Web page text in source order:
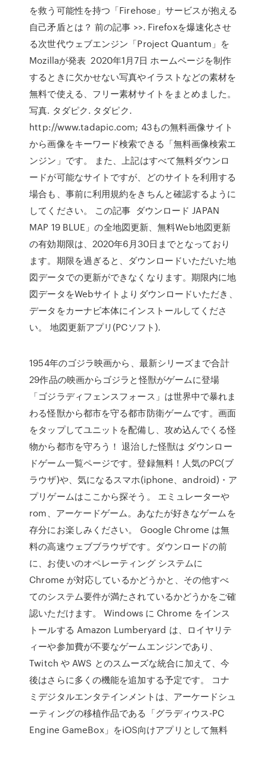
を救う可能性を持つ「Firehose」サービスが抱える
自己矛盾とは？ 前の記事 >>. Firefoxを爆速化させ
る次世代ウェブエンジン「Project Quantum」を
Mozillaが発表 2020年1月7日 ホームページを制作
するときに欠かせない写真やイラストなどの素材を
無料で使える、フリー素材サイトをまとめました。
写真. タダピク. タダピク.
http://www.tadapic.com; 43もの無料画像サイト
から画像をキーワード検索できる「無料画像検索エ
ンジン」です。 また、上記はすべて無料ダウンロ
ードが可能なサイトですが、どのサイトを利用する
場合も、事前に利用規約をきちんと確認するように
してください。 この記事 ダウンロード JAPAN
MAP 19 BLUE」の全地図更新、無料Web地図更新
の有効期限は、2020年6月30日までとなっており
ます。期限を過ぎると、ダウンロードいただいた地
図データでの更新ができなくなります。期限内に地
図データをWebサイトよりダウンロードいただき、
データをカーナビ本体にインストールしてくださ
い。 地図更新アプリ(PCソフト).
‎1954年のゴジラ映画から、最新シリーズまで合計
29作品の映画からゴジラと怪獣がゲームに登場
「ゴジラディフェンスフォース」は世界中で暴れま
わる怪獣から都市を守る都市防衛ゲームです。画面
をタップしてユニットを配備し、攻め込んでくる怪
物から都市を守ろう！ 退治した怪獣は ダウンロー
ドゲーム一覧ページです。登録無料！人気のPC(ブ
ラウザ)や、気になるスマホ(iphone、android)・ア
プリゲームはここから探そう。 エミュレーターや
rom、アーケードゲーム。あなたが好きなゲームを
存分にお楽しみください。 Google Chrome は無
料の高速ウェブブラウザです。ダウンロードの前
に、お使いのオペレーティング システムに
Chrome が対応しているかどうかと、その他すべ
てのシステム要件が満たされているかどうかをご確
認いただけます。 Windows に Chrome をインス
トールする Amazon Lumberyard は、ロイヤリテ
ィーや参加費が不要なゲームエンジンであり、
Twitch や AWS とのスムーズな統合に加えて、今
後はさらに多くの機能を追加する予定です。 コナ
ミデジタルエンタテインメントは、アーケードシュ
ーティングの移植作品である「グラディウス-PC
Engine GameBox」をiOS向けアプリとして無料